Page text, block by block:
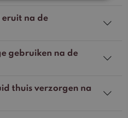
eruit na de
gebruiken na de
thuis verzorgen na